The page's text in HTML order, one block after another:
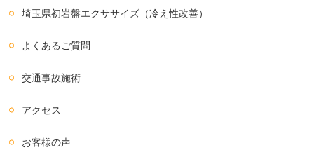
埼玉県初岩盤エクササイズ（冷え性改善）
よくあるご質問
交通事故施術
アクセス
お客様の声